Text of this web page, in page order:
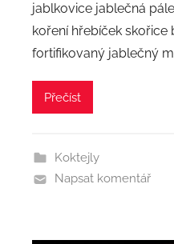
jablkovice jablečná
koření hřebíček skořice
fortifikovaný jablečný
Přečíst
Koktejly
Napsat komentář